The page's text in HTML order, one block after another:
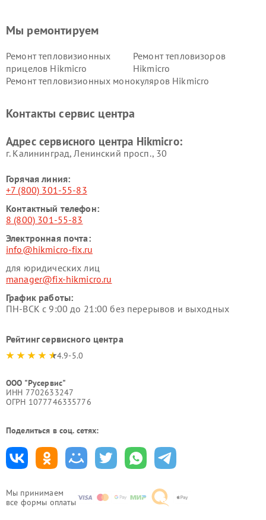
Мы принимаем
все формы оплаты
Мы ремонтируем
Ремонт тепловизионных
прицелов Hikmicro
Ремонт тепловизоров
Hikmicro
Ремонт тепловизионных монокуляров Hikmicro
Контакты сервис центра
Адрес сервисного центра Hikmicro:
г. Калининград, Ленинский просп., 30
Горячая линия:
+7 (800) 301-55-83
Контактный телефон:
8 (800) 301-55-83
Электронная почта:
info@hikmicro-fix.ru
для юридических лиц
manager@fix-hikmicro.ru
График работы:
ПН-ВСК с 9:00 до 21:00 без перерывов и выходных
Рейтинг сервисного центра
4.9-5.0
ООО "Русервис"
ИНН 7702633247
ОГРН 1077746335776
Поделиться в соц. сетях: